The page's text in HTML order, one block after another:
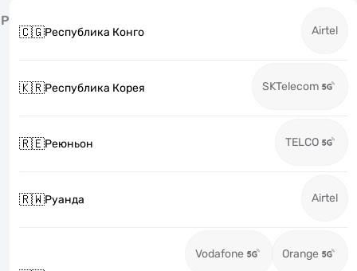
Р
🇨🇬Республика Конго Airtel
🇰🇷Республика Корея SKTelecom
🇷🇪Реюньон TELCO
🇷🇼Руанда Airtel
Vodafone Orange